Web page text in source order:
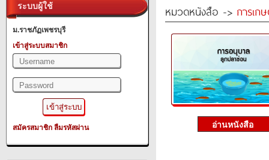
ระบบผู้ใช้
ม.ราชภัฏเพชรบุรี
เข้าสู่ระบบสมาชิก
สมัครสมาชิก ลืมรหัสผ่าน
หมวดหนังสือ -> การเก